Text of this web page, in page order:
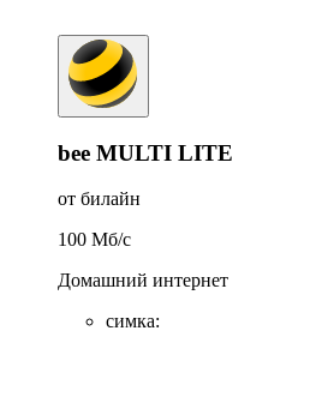
bee MULTI LITE
от билайн
100 Мб/c
Домашний интернет
симка: